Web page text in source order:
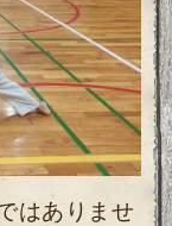
はありませ